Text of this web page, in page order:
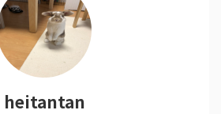
heitantan